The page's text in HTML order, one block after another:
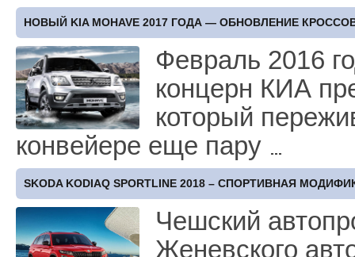
НОВЫЙ KIA MOHAVE 2017 ГОДА — ОБНОВЛЕНИЕ
Февраль 2016
концерн КИА
который
конвейере еще пару
SKODA KODIAQ SPORTLINE 2018 – СПОРТИВНАЯ
Чешский
Женевского